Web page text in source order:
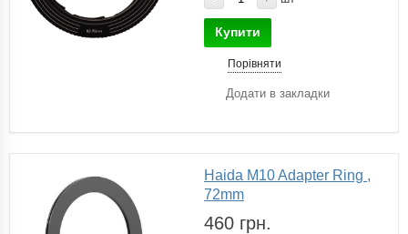
Купити
Порівняти
Додати в закладки
Haida M10 Adapter Ring ,
72mm
460 грн.